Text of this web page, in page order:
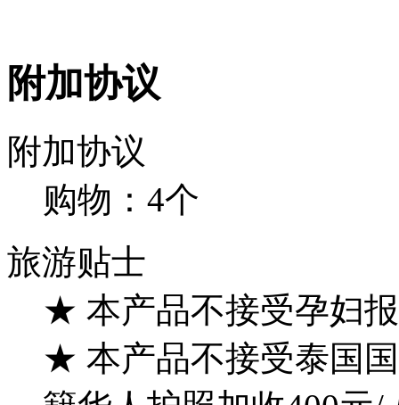
附加协议
附加协议
购物：4个
旅游贴士
★ 本产品不接受孕妇
★ 本产品不接受泰国